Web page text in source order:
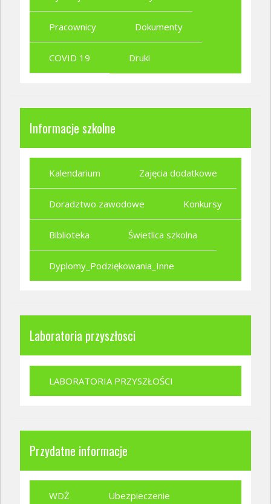
Pracownicy Dokumenty
COVID 19 Druki
Informacje szkolne
Kalendarium Zajęcia dodatkowe
Doradztwo zawodowe Konkursy
Biblioteka Świetlica szkolna
Dyplomy_Podziękowania_Inne
Laboratoria przyszłosci
LABORATORIA PRZYSZŁOŚCI
Przydatne informacje
WDŻ Ubezpieczenie